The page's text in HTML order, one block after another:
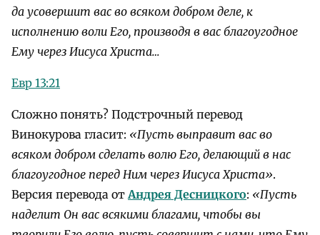
да усовершит вас во всяком добром деле, к
исполнению воли Его, производя в вас благоугодное
Ему через Иисуса Христа…
Евр 13:21
Сложно понять? Подстрочный перевод
Винокурова гласит: «Пусть выправит вас во
всяком добром сделать волю Его, делающий в нас
благоугодное перед Ним через Иисуса Христа».
Версия перевода отАндрея Десницкого: «Пусть
наделит Он вас всякими благами, чтобы вы